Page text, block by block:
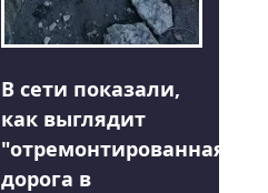
В сети показали,
как выглядит
"отремонтированная"
дорога в